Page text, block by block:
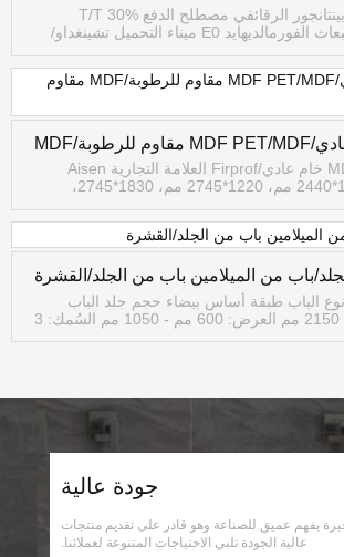
اسم المنتج خشب بينتانجور الرقائقي مصطلح الدفع T/T 30%
وديعة/LC معايير انبعاث الفورمالديهايد E0 ميناء التحميل تشينغداو/
لوح MDF خام عادي/MDF PET/MDF مقاوم للرطوبة/MDF
مقاوم للحريق
اسم المنتج لوح MDF خام عادي/Firprof العلامة التجارية Aisen
Wood الحجم 1220*2440 مم، 1220*2745 مم، 1830*2745،
باب من الميلامين باب من الجلد/القشرة
المواد MDF/HDF نوع الباب طبقة أساس بيضاء حجم جلد الباب
الطول: 1900 مم - 2150 مم العرض: 600 مم - 1050 مم السُمك: 3
جودة عالية
بفهم عميق للصناعة وهو قادر على تقديم منتجات
عالية الجودة تلبي الاحتياجات المتنوعة لعملائنا.